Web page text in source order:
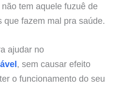
tem aquele fuzuê de
que fazem mal pra saúde.
ajudar no
, sem causar efeito
o funcionamento do seu